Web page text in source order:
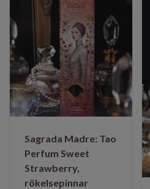
Sagrada Madre: Tao
Perfum Sweet
Strawberry,
rökelsepinnar